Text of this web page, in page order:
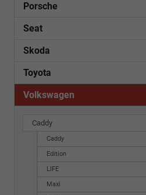
Porsche
Seat
Skoda
Toyota
Volkswagen
Caddy
Caddy
Edition
LIFE
Maxi